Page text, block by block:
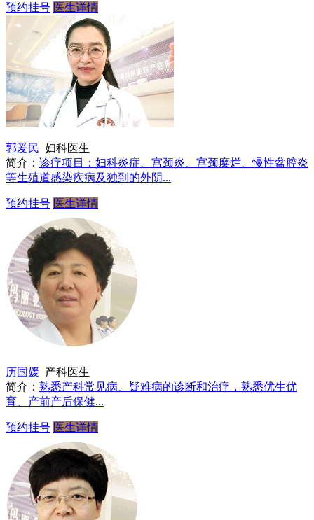
预约挂号 医生详情
郭爱民 妇科医生
简介： 诊疗项目：妇科炎症、宫颈炎、宫颈糜烂、慢性盆腔炎
等生殖道感染疾病及独到的外阴...
预约挂号 医生详情
历国媛 产科医生
简介： 熟悉产科常见病、疑难病的诊断和治疗，熟悉优生优
育、产前产后保健...
预约挂号 医生详情